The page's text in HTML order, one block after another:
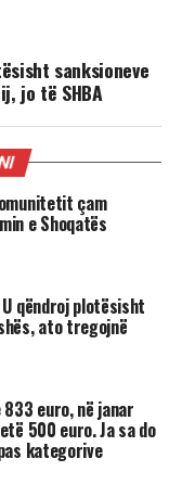
sanksioneve
jo të SHBA
çam
e Shoqatës
qëndroj plotësisht
ato tregojnë
euro, në janar
500 euro. Ja sa do
kategorive